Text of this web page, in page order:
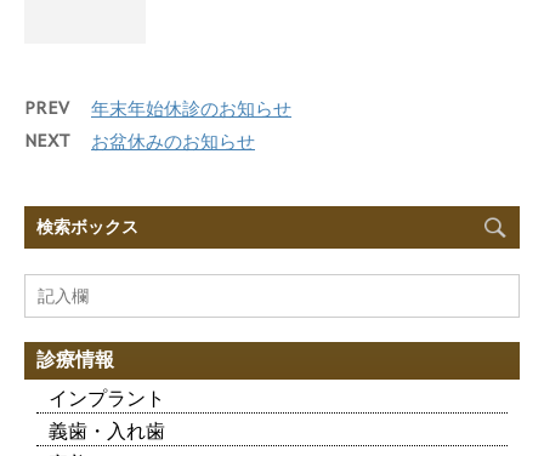
PREV 年末年始休診のお知らせ
NEXT お盆休みのお知らせ
検索ボックス
診療情報
インプラント
義歯・入れ歯